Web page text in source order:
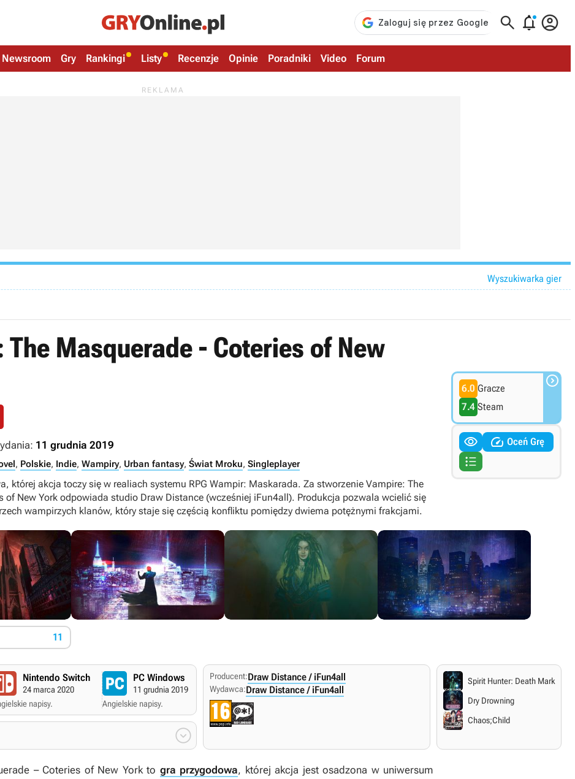
  
Newsroom Gry Rankingi Listy Recenzje Opinie Poradniki Video Forum
Wyszukiwarka gier
The Masquerade - Coteries of New
11 grudnia 2019
, Polskie, Indie, Wampiry, Urban fantasy, Świat Mroku, Singleplayer
której akcja toczy się w realiach systemu RPG Wampir: Maskarada. Za stworzenie Vampire: The
of New York odpowiada studio Draw Distance (wcześniej iFun4all). Produkcja pozwala wcielić się
wampirzych klanów, który staje się częścią konfliktu pomiędzy dwiema potężnymi frakcjami.
6.0 Gracze
7.4 Steam

  Oceń Grę

11
Nintendo Switch
24 marca 2020
napisy.
PC Windows
11 grudnia 2019
Angielskie napisy.

Producent:Draw Distance / iFun4all
Wydawca:Draw Distance / iFun4all
Spirit Hunter: Death Mark
Dry Drowning
Chaos;Child
– Coteries of New Yorkto gra przygodowa, której akcja jest osadzona w uniwersum